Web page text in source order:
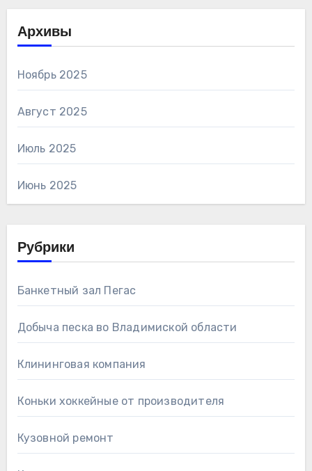
Архивы
Ноябрь 2025
Август 2025
Июль 2025
Июнь 2025
Рубрики
Банкетный зал Пегас
Добыча песка во Владимиской области
Клининговая компания
Коньки хоккейные от производителя
Кузовной ремонт